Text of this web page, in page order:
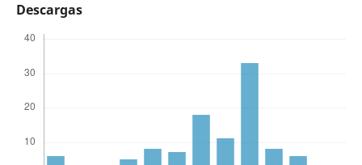
Descargas